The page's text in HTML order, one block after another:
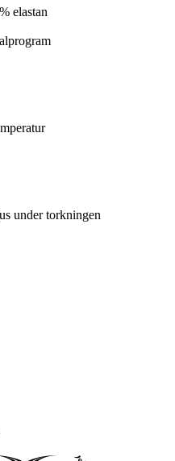
elastan
under torkningen